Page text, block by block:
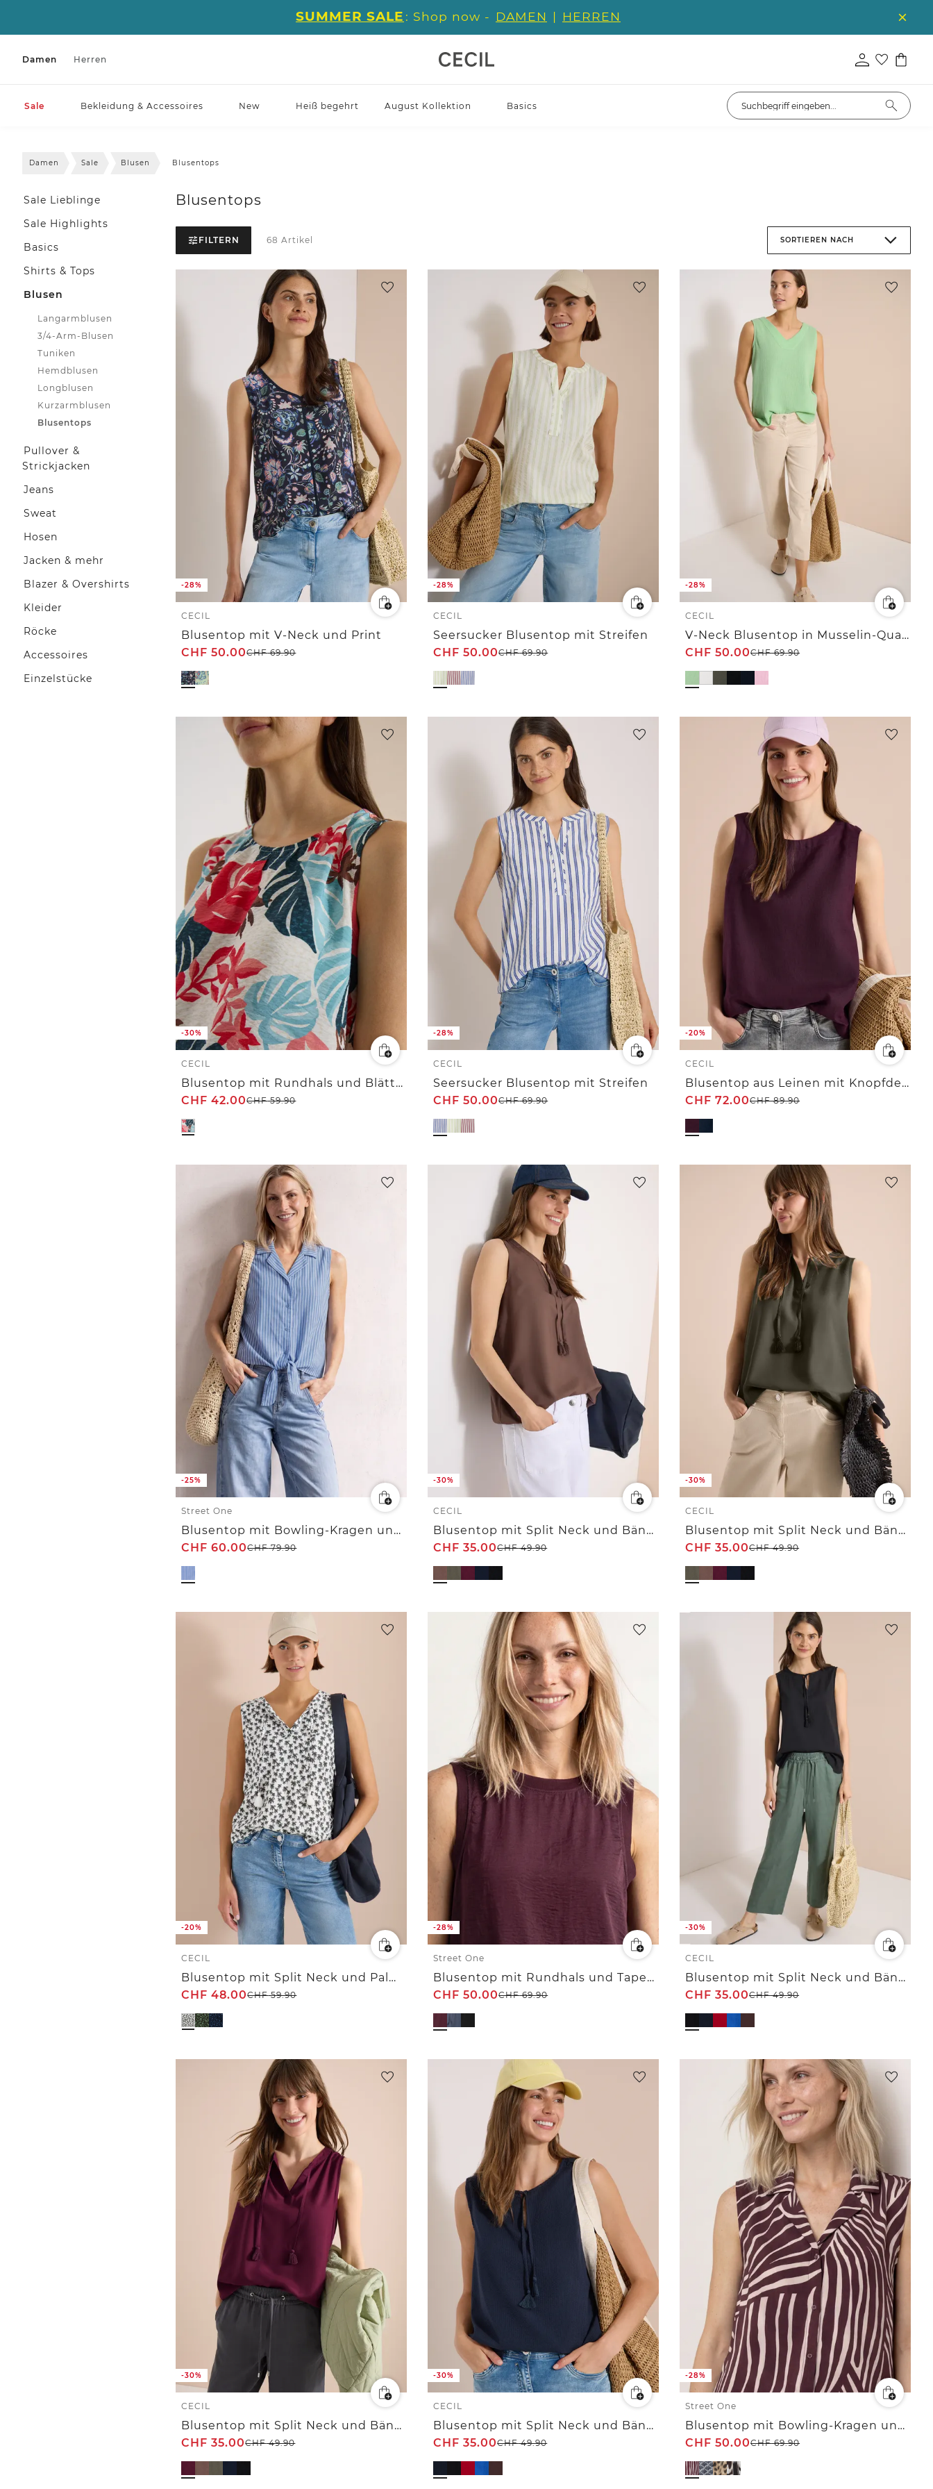
SUMMER SALE : Shop now - DAMEN | HERREN
Damen Herren
Sale Bekleidung & Accessoires New Heiß begehrt August Kollektion Basics
Damen Sale Blusen Blusentops
Sale Lieblinge
Sale Highlights
Basics
Shirts & Tops
Blusen
Langarmblusen
3/4-Arm-Blusen
Tuniken
Hemdblusen
Longblusen
Kurzarmblusen
Blusentops
Pullover &
Strickjacken
Jeans
Sweat
Hosen
Jacken & mehr
Blazer & Overshirts
Kleider
Röcke
Accessoires
Einzelstücke
Blusentops
FILTERN 68 Artikel SORTIEREN NACH
-28%
CECIL
Blusentop mit V-Neck und Print
CHF 50.00CHF69.90
-28%
CECIL
Seersucker Blusentop mit Streifen
CHF 50.00CHF69.90
-28%
CECIL
V-Neck Blusentop in Musselin-Qualität
CHF 50.00CHF69.90
-30%
CECIL
Blusentop mit Rundhals und Blätterprint
CHF 42.00CHF59.90
-28%
CECIL
Seersucker Blusentop mit Streifen
CHF 50.00CHF69.90
-20%
CECIL
Blusentop aus Leinen mit Knopfdetails
CHF 72.00CHF89.90
-25%
Street One
Blusentop mit Bowling-Kragen und Knoten
CHF 60.00CHF79.90
-30%
CECIL
Blusentop mit Split Neck und Bändern
CHF 35.00CHF49.90
-30%
CECIL
Blusentop mit Split Neck und Bändern
CHF 35.00CHF49.90
-20%
CECIL
Blusentop mit Split Neck und Palmen-Print
CHF 48.00CHF59.90
-28%
Street One
Blusentop mit Rundhals und Tape-Detail
CHF 50.00CHF69.90
-30%
CECIL
Blusentop mit Split Neck und Bändern
CHF 35.00CHF49.90
-30%
CECIL
Blusentop mit Split Neck und Bändern
CHF 35.00CHF49.90
-30%
CECIL
Blusentop mit Split Neck und Bändern
CHF 35.00CHF49.90
-28%
Street One
Blusentop mit Bowling-Kragen und Knoten
CHF 50.00CHF69.90